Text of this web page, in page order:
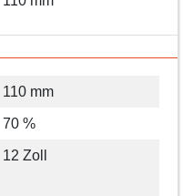
110 mm
70 %
12 Zoll